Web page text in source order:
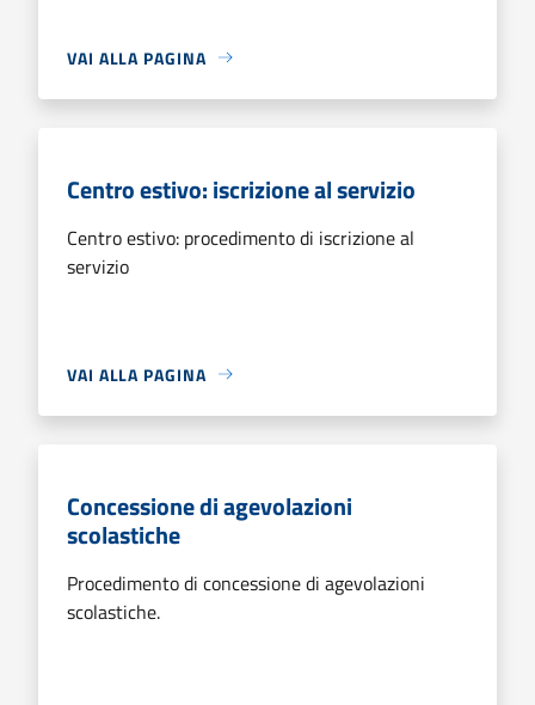
VAI ALLA PAGINA
Centro estivo: iscrizione al servizio
Centro estivo: procedimento di iscrizione al
servizio
VAI ALLA PAGINA
Concessione di agevolazioni
scolastiche
Procedimento di concessione di agevolazioni
scolastiche.